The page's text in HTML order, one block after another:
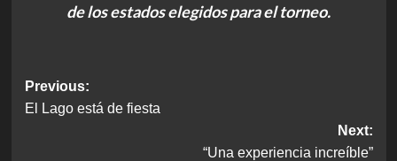
de los estados elegidos para el torneo.
Post
navigation
Previous:
El Lago está de fiesta
Next:
“Una experiencia increíble”